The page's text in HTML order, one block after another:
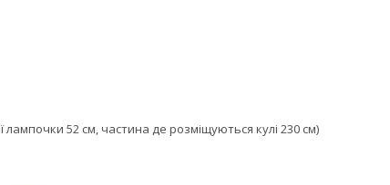
52 см, частина де розміщуються кулі 230 см)